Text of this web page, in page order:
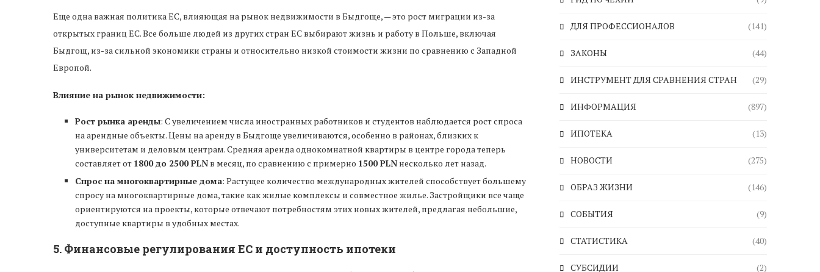
Еще одна важная политика ЕС, влияющая на рынок недвижимости в Быдгоще, — это рост миграции из-за
открытых границ ЕС. Все больше людей из других стран ЕС выбирают жизнь и работу в Польше, включая
Быдгощ, из-за сильной экономики страны и относительно низкой стоимости жизни по сравнению с Западной
Европой.
Влияние на рынок недвижимости:
Рост рынка аренды: С увеличением числа иностранных работников и студентов наблюдается рост спроса
на арендные объекты. Цены на аренду в Быдгоще увеличиваются, особенно в районах, близких к
университетам и деловым центрам. Средняя аренда однокомнатной квартиры в центре города теперь
составляет от 1800 до 2500 PLN в месяц, по сравнению с примерно 1500 PLN несколько лет назад.
Спрос на многоквартирные дома: Растущее количество международных жителей способствует большему
спросу на многоквартирные дома, такие как жилые комплексы и совместное жилье. Застройщики все чаще
ориентируются на проекты, которые отвечают потребностям этих новых жителей, предлагая небольшие,
доступные квартиры в удобных местах.
5. Финансовые регулирования ЕС и доступность ипотеки
ДЛЯ ПРОФЕССИОНАЛОВ (141)
ЗАКОНЫ (44)
ИНСТРУМЕНТ ДЛЯ СРАВНЕНИЯ СТРАН (29)
ИНФОРМАЦИЯ (897)
ИПОТЕКА (13)
НОВОСТИ (275)
ОБРАЗ ЖИЗНИ (146)
СОБЫТИЯ (9)
СТАТИСТИКА (40)
СУБСИДИИ (2)